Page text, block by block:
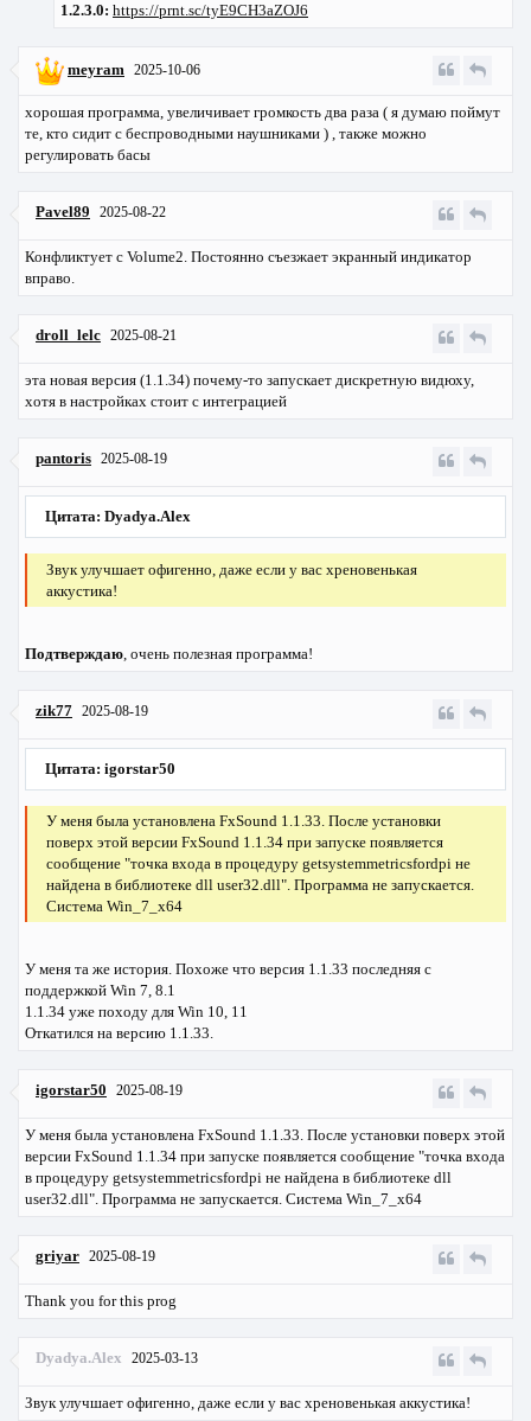
1.2.3.0: https://prnt.sc/tyE9CH3aZOJ6
meyram 2025-10-06
хорошая программа, увеличивает громкость два раза ( я думаю поймут
те, кто сидит с беспроводными наушниками ) , также можно
регулировать басы
Pavel89 2025-08-22
Конфликтует с Volume2. Постоянно съезжает экранный индикатор
вправо.
droll_lelc 2025-08-21
эта новая версия (1.1.34) почему-то запускает дискретную видюху,
хотя в настройках стоит с интеграцией
pantoris 2025-08-19
Цитата: Dyadya.Alex
Звук улучшает офигенно, даже если у вас хреновенькая
аккустика!
Подтверждаю , очень полезная программа!
zik77 2025-08-19
Цитата: igorstar50
У меня была установлена FxSound 1.1.33. После установки
поверх этой версии FxSound 1.1.34 при запуске появляется
сообщение "точка входа в процедуру getsystemmetricsfordpi не
найдена в библиотеке dll user32.dll". Программа не запускается.
Система Win_7_x64
У меня та же история. Похоже что версия 1.1.33 последняя с
поддержкой Win 7, 8.1
1.1.34 уже походу для Win 10, 11
Откатился на версию 1.1.33.
igorstar50 2025-08-19
У меня была установлена FxSound 1.1.33. После установки поверх этой
версии FxSound 1.1.34 при запуске появляется сообщение "точка входа
в процедуру getsystemmetricsfordpi не найдена в библиотеке dll
user32.dll". Программа не запускается. Система Win_7_x64
griyar 2025-08-19
Thank you for this prog
Dyadya.Alex 2025-03-13
Звук улучшает офигенно, даже если у вас хреновенькая аккустика!